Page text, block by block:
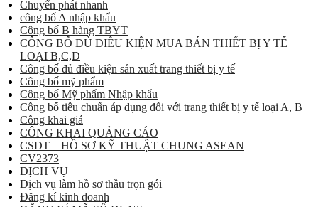
Chuyển phát nhanh
công bố A nhập khẩu
Công bố B hàng TBYT
CÔNG BỐ ĐỦ ĐIỀU KIỆN MUA BÁN THIẾT BỊ Y TẾ
LOẠI B,C,D
Công bố đủ điều kiện sản xuất trang thiết bị y tế
Công bố mỹ phẩm
Công bố Mỹ phẩm Nhập khẩu
Công bố tiêu chuẩn áp dụng đối với trang thiết bị y tế loại A, B
Công khai giá
CÔNG KHAI QUẢNG CÁO
CSDT – HỒ SƠ KỸ THUẬT CHUNG ASEAN
CV2373
DỊCH VỤ
Dịch vụ làm hồ sơ thầu trọn gói
Đăng kí kinh doanh